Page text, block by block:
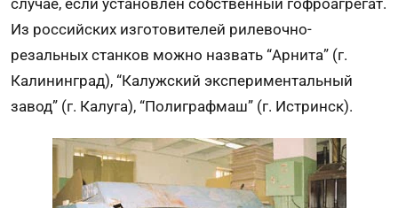
Из российских изготовителей рилевочно-
резальных станков можно назвать “Арнита” (г.
Калининград), “Калужский экспериментальный
завод” (г. Калуга), “Полиграфмаш” (г. Истринск).